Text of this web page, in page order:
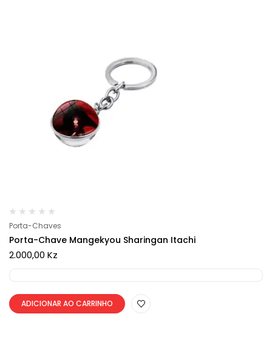
Porta-Chaves
Porta-Chave Mangekyou Sharingan Itachi
2.000,00 Kz
ADICIONAR AO CARRINHO